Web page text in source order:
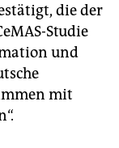
die der
Studie
und
mit